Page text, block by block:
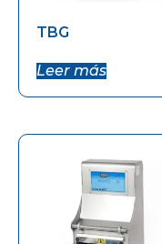
TBG
Leer más